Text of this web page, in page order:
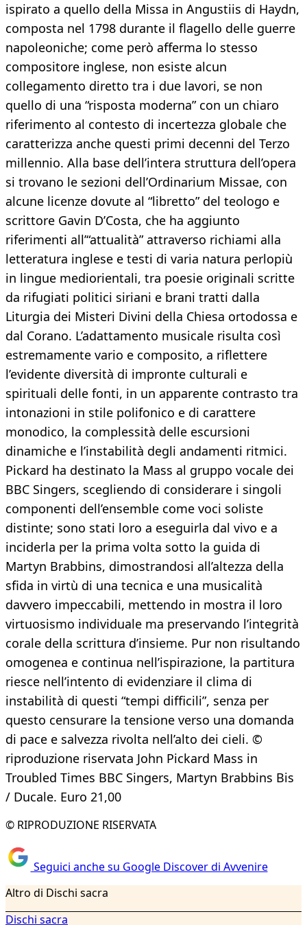
ispirato a quello della Missa in Angustiis di Haydn,
composta nel 1798 durante il flagello delle guerre
napoleoniche; come però afferma lo stesso
compositore inglese, non esiste alcun
collegamento diretto tra i due lavori, se non
quello di una “risposta moderna” con un chiaro
riferimento al contesto di incertezza globale che
caratterizza anche questi primi decenni del Terzo
millennio. Alla base dell’intera struttura dell’opera
si trovano le sezioni dell’Ordinarium Missae, con
alcune licenze dovute al “libretto” del teologo e
scrittore Gavin D’Costa, che ha aggiunto
riferimenti all’“attualità” attraverso richiami alla
letteratura inglese e testi di varia natura perlopiù
in lingue mediorientali, tra poesie originali scritte
da rifugiati politici siriani e brani tratti dalla
Liturgia dei Misteri Divini della Chiesa ortodossa e
dal Corano. L’adattamento musicale risulta così
estremamente vario e composito, a riflettere
l’evidente diversità di impronte culturali e
spirituali delle fonti, in un apparente contrasto tra
intonazioni in stile polifonico e di carattere
monodico, la complessità delle escursioni
dinamiche e l’instabilità degli andamenti ritmici.
Pickard ha destinato la Mass al gruppo vocale dei
BBC Singers, scegliendo di considerare i singoli
componenti dell’ensemble come voci soliste
distinte; sono stati loro a eseguirla dal vivo e a
inciderla per la prima volta sotto la guida di
Martyn Brabbins, dimostrandosi all’altezza della
sfida in virtù di una tecnica e una musicalità
davvero impeccabili, mettendo in mostra il loro
virtuosismo individuale ma preservando l’integrità
corale della scrittura d’insieme. Pur non risultando
omogenea e continua nell’ispirazione, la partitura
riesce nell’intento di evidenziare il clima di
instabilità di questi “tempi difficili”, senza per
questo censurare la tensione verso una domanda
di pace e salvezza rivolta nell’alto dei cieli. ©
riproduzione riservata John Pickard Mass in
Troubled Times BBC Singers, Martyn Brabbins Bis
/ Ducale. Euro 21,00
© RIPRODUZIONE RISERVATA
Seguici anche su Google Discover di Avvenire
Altro di Dischi sacra
Dischi sacra